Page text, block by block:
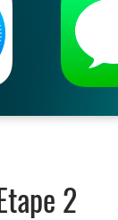
Etape 2